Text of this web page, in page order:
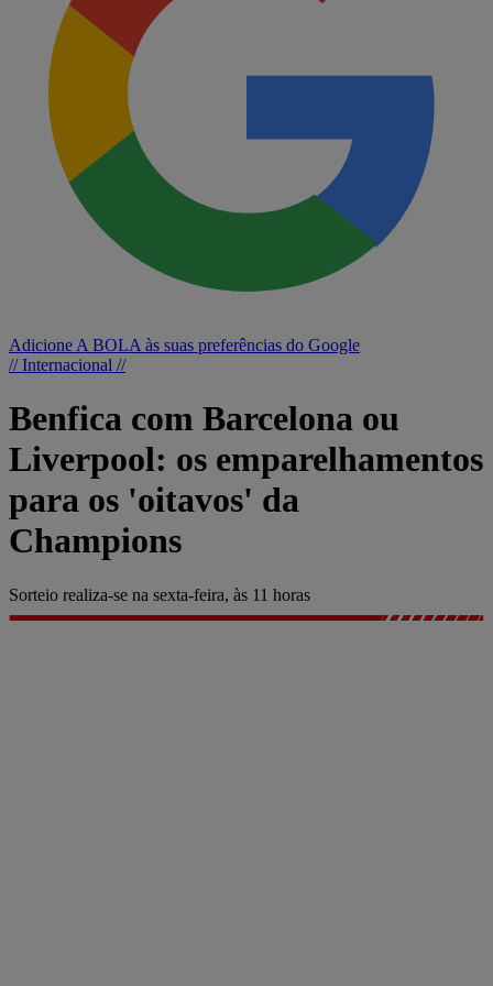
Adicione A BOLA às suas preferências do Google
// Internacional //
Benfica com Barcelona ou
Liverpool: os emparelhamentos
para os 'oitavos' da
Champions
Sorteio realiza-se na sexta-feira, às 11 horas